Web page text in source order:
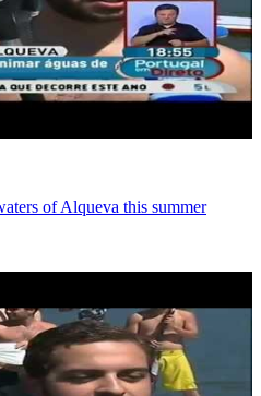
of Alqueva this summer